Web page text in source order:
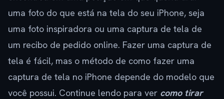
uma foto do que está na tela do seu iPhone, seja
uma foto inspiradora ou uma captura de tela de
um recibo de pedido online. Fazer uma captura de
tela é fácil, mas o método de como fazer uma
captura de tela no iPhone depende do modelo que
você possui. Continue lendo para ver como tirar